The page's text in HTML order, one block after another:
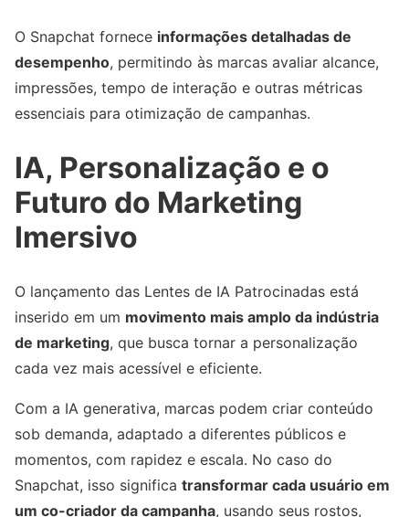
O Snapchat fornece informações detalhadas de
desempenho, permitindo às marcas avaliar alcance,
impressões, tempo de interação e outras métricas
essenciais para otimização de campanhas.
IA, Personalização e o
Futuro do Marketing
Imersivo
O lançamento das Lentes de IA Patrocinadas está
inserido em um movimento mais amplo da indústria
de marketing, que busca tornar a personalização
cada vez mais acessível e eficiente.
Com a IA generativa, marcas podem criar conteúdo
sob demanda, adaptado a diferentes públicos e
momentos, com rapidez e escala. No caso do
Snapchat, isso significa transformar cada usuário em
um co-criador da campanha, usando seus rostos,